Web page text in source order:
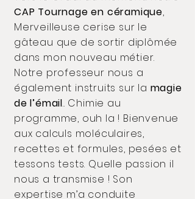
CAP Tournage en céramique,
Merveilleuse cerise sur le
gâteau que de sortir diplômée
dans mon nouveau métier.
Notre professeur nous a
également instruits sur la magie
de l’émail.. Chimie au
programme, ouh la ! Bienvenue
aux calculs moléculaires,
recettes et formules, pesées et
tessons tests. Quelle passion il
nous a transmise ! Son
expertise m’a conduite